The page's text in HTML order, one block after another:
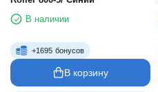
В наличии
+1695 бонусов
В корзину